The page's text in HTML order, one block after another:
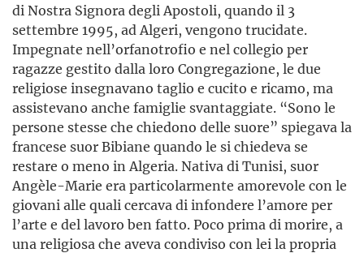
di Nostra Signora degli Apostoli, quando il 3
settembre 1995, ad Algeri, vengono trucidate.
Impegnate nell’orfanotrofio e nel collegio per
ragazze gestito dalla loro Congregazione, le due
religiose insegnavano taglio e cucito e ricamo, ma
assistevano anche famiglie svantaggiate. “Sono le
persone stesse che chiedono delle suore” spiegava la
francese suor Bibiane quando le si chiedeva se
restare o meno in Algeria. Nativa di Tunisi, suor
Angèle-Marie era particolarmente amorevole con le
giovani alle quali cercava di infondere l’amore per
l’arte e del lavoro ben fatto. Poco prima di morire, a
una religiosa che aveva condiviso con lei la propria